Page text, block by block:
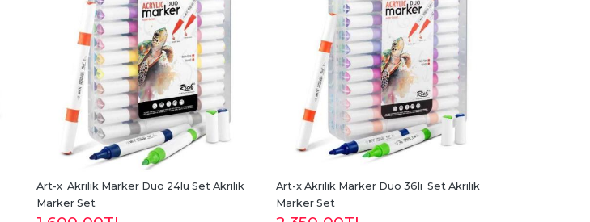
Art-x  Akrilik Marker Duo 24lü Set Akrilik
Marker Set
Art-x Akrilik Marker Duo 36lı  Set Akrilik
Marker Set